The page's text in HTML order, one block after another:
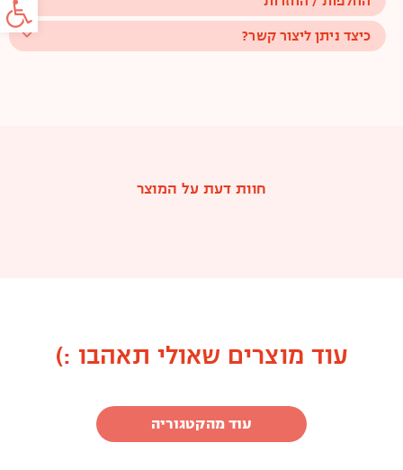
כיצד ניתן ליצור קשר?
חוות דעת על המוצר
עוד מוצרים שאולי תאהבו :)
עוד מהקטגוריה